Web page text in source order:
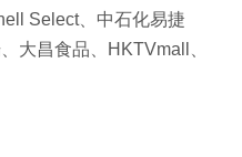
Select、中石化易捷
大昌食品、HKTVmall、